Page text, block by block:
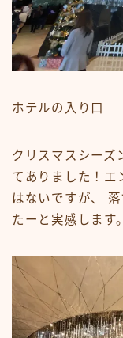
ホテルの入り口
クリスマスシーズ
てありました！エ
はないですが、
たーと実感します。